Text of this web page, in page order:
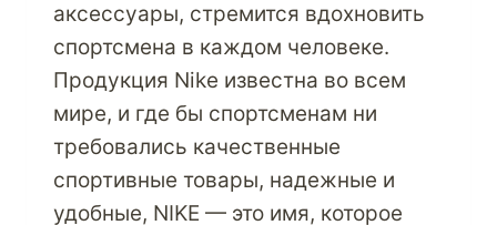
аксессуары, стремится вдохновить
спортсмена в каждом человеке.
Продукция Nike известна во всем
мире, и где бы спортсменам ни
требовались качественные
спортивные товары, надежные и
удобные, NIKE — это имя, которое